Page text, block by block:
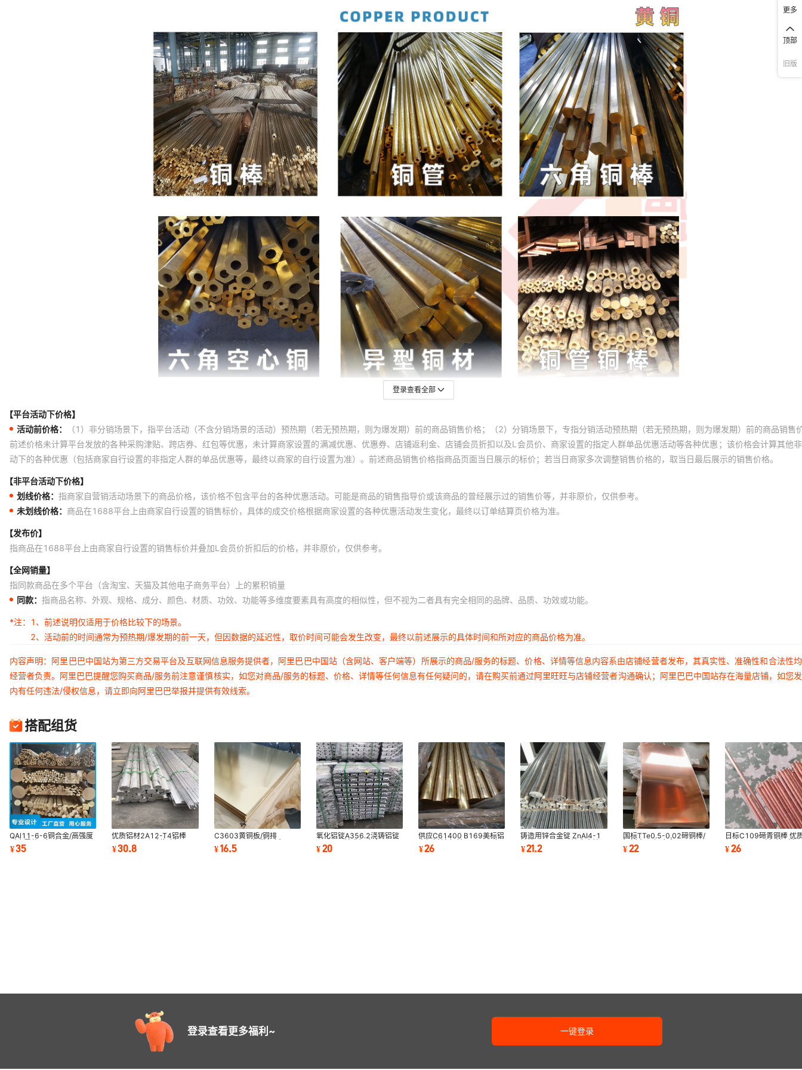
登录查看全部
【平台活动下价格】
活动前价格：
（1）非分销场景下，指平台活动（不含分销场景的活动）预热期（若无预热期，则为爆发期）前的商品销售价格；（2）分销场景下，专指分销活动预热期（若无预热期，则为爆发期）前的商品销售
前述价格未计算平台发放的各种采购津贴、跨店券、红包等优惠，未计算商家设置的满减优惠、优惠券、店铺返利金、店铺会员折扣以及L会员价、商家设置的指定人群单品优惠活动等各种优惠；该价格会计算其他
动下的各种优惠（包括商家自行设置的非指定人群的单品优惠等，最终以商家的自行设置为准）。前述商品销售价格指商品页面当日展示的标价；若当日商家多次调整销售价格的，取当日最后展示的销售价格。
【非平台活动下价格】
划线价格： 指商家自营销活动场景下的商品价格，该价格不包含平台的各种优惠活动。可能是商品的销售指导价或该商品的曾经展示过的销售价等，并非原价，仅供参考。
未划线价格： 商品在1688平台上由商家自行设置的销售标价，具体的成交价格根据商家设置的各种优惠活动发生变化，最终以订单结算页价格为准。
【发布价】
指商品在1688平台上由商家自行设置的销售标价并叠加L会员价折扣后的价格，并非原价，仅供参考。
【全网销量】
指同款商品在多个平台（含淘宝、天猫及其他电子商务平台）上的累积销量
同款： 指商品名称、外观、规格、成分、颜色、材质、功效、功能等多维度要素具有高度的相似性，但不视为二者具有完全相同的品牌、品质、功效或功能。
*注：
1、前述说明仅适用于价格比较下的场景。
2、活动前的时间通常为预热期/爆发期的前一天，但因数据的延迟性，取价时间可能会发生改变，最终以前述展示的具体时间和所对应的商品价格为准。
内容声明：阿里巴巴中国站为第三方交易平台及互联网信息服务提供者，阿里巴巴中国站（含网站、客户端等）所展示的商品/服务的标题、价格、详情等信息内容系由店铺经营者发布，其真实性、准确性和合法性
经营者负责。阿里巴巴提醒您购买商品/服务前注意谨慎核实，如您对商品/服务的标题、价格、详情等任何信息有任何疑问的，请在购买前通过阿里旺旺与店铺经营者沟通确认；阿里巴巴中国站存在海量店铺，如您
内有任何违法/侵权信息，请立即向阿里巴巴举报并提供有效线索。
搭配组货
QAl11-6-6铜合金/高强度
耐磨零件用铝青铜棒
C62400铜板/无缝铜管
¥35
优质铝材2A12-T4铝棒
6005A-T5切割铝板 5A06
铝合金板/六角铝棒
¥30.8
C3603黄铜板/铜排
HAl60-1-1铝黄铜板
H59-1黄铜板/易切削铜棒
¥16.5
氧化铝锭A356.2浇铸铝锭
ZL101A铸造铝合金
ZL104压铸铝锭 现货
¥20
供应C61400 B169美标铝
青铜板材/铜棒 C60600铜
合金管材 量大优惠
¥26
铸造用锌合金锭 ZnAI4-1
锌锭 ZnAI4Cu1锌合金锭
环保锌合金锭
¥21.2
国标TTe0.5-0.02碲铜棒/
铜板 加工铜合金C14500
易切削铜棒、铜线
¥22
日标C109碲青铜棒 优
保C14500碲铜棒 碲铜
金板材/线材/带材
¥26
登录查看更多福利~ 一键登录
更多
顶部
旧版